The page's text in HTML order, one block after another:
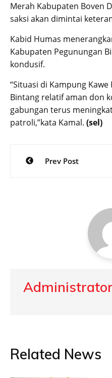
Merah Kabupaten Boven
saksi akan dimintai
Kabid Humas
Kabupaten Pegunungan
kondusif.
“Situasi di Kampung
Bintang relatif aman don
gabungan terus
patroli,”kata Kamal. (sel)
Post
navigation
Prev Post
Related News